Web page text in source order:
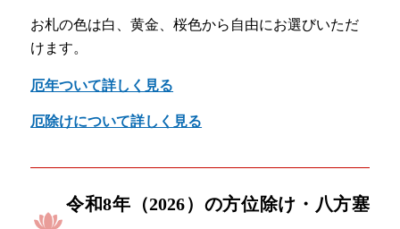
お札の色は白、黄金、桜色から自由にお選びいただ
けます。
厄年ついて詳しく見る
厄除けについて詳しく見る
令和8年（2026）の方位除け・八方塞